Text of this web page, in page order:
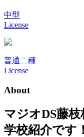
中型
License
普通二種
License
About
マジオDS藤枝
学校紹介です！